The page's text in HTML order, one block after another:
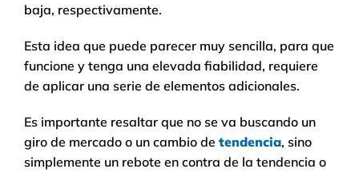
baja, respectivamente.
Esta idea que puede parecer muy sencilla, para que
funcione y tenga una elevada fiabilidad, requiere
de aplicar una serie de elementos adicionales.
Es importante resaltar que no se va buscando un
giro de mercado o un cambio de tendencia, sino
simplemente un rebote en contra de la tendencia o